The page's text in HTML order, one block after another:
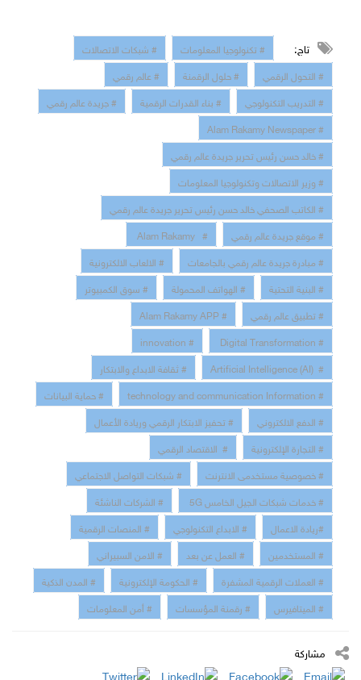
تاج: # تكنولوجيا المعلومات
# شبكات الاتصالات
# التحول الرقمي
# حلول الرقمنة
# عالم رقمي
# التدريب التكنولوجي
# بناء القدرات الرقمية
# جريدة عالم رقمي
# Alam Rakamy Newspaper
# خالد حسن رئيس تحرير جريدة عالم رقمي
# وزير الاتصالات وتكنولوجيا المعلومات
# الكاتب الصحفي خالد حسن رئيس تحرير جريدة عالم رقمي
# موقع جريدة عالم رقمي
# Alam Rakamy
# مبادرة جريدة عالم رقمي بالجامعات
# الالعاب الالكترونية
# البنية التحتية
# الهواتف المحمولة
# سوق الكمبيوتر
# تطبيق عالم رقمي
# Alam Rakamy APP
# Digital Transformation
# innovation
# Artificial Intelligence (AI)
# ثقافة الابداع والابتكار
# technology and communication Information
# حماية البيانات
# الدفع الالكتروني
# تحفيز الابتكار الرقمي وريادة الأعمال
# التجارة الإلكترونية
# الاقتصاد الرقمي
# خصوصية مستخدمى الانترنت
# شبكات التواصل الاجتماعي
# خدمات شبكات الجيل الخامس 5G
# الشركات الناشئة
#ريادة الاعمال
# الابداع التكنولوجي
# المنصات الرقمية
# المستخدمين
# العمل عن بعد
# الامن السبيراني
# العملات الرقمية المشفرة
# الحكومة الإلكترونية
# المدن الذكية
# الميتافيرس
# رقمنة المؤسسات # أمن المعلومات
مشاركة